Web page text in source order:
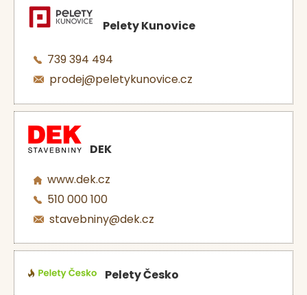
Pelety Kunovice
739 394 494
prodej@peletykunovice.cz
DEK
www.dek.cz
510 000 100
stavebniny@dek.cz
Pelety Česko